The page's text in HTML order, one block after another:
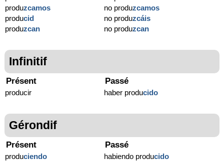
produzcamos
producid
produzcan
no produzcamos
no produzcáis
no produzcan
Infinitif
Présent
producir
Passé
haber producido
Gérondif
Présent
produciendo
Passé
habiendo producido